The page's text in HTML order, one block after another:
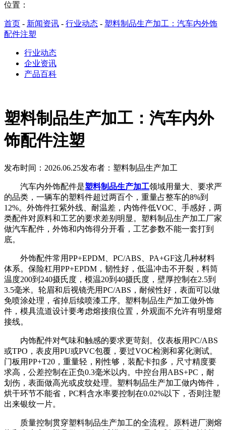
位置：
首页 - 新闻资讯 - 行业动态 - 塑料制品生产加工：汽车内外饰
配件注塑
行业动态
企业资讯
产品百科
塑料制品生产加工：汽车内外
饰配件注塑
发布时间：2026.06.25发布者：塑料制品生产加工
汽车内外饰配件是塑料制品生产加工领域用量大、要求严
的品类，一辆车的塑料件超过两百个，重量占整车的8%到
12%。外饰件扛紫外线、耐温差，内饰件低VOC、手感好，两
类配件对原料和工艺的要求差别明显。塑料制品生产加工厂家
做汽车配件，外饰和内饰得分开看，工艺参数不能一套打到
底。
外饰配件常用PP+EPDM、PC/ABS、PA+GF这几种材料
体系。保险杠用PP+EPDM，韧性好，低温冲击不开裂，料筒
温度200到240摄氏度，模温20到40摄氏度，壁厚控制在2.5到
3.5毫米。轮眉和后视镜壳用PC/ABS，耐候性好，表面可以做
免喷涂处理，省掉后续喷漆工序。塑料制品生产加工做外饰
件，模具流道设计要考虑熔接痕位置，外观面不允许有明显熔
接线。
内饰配件对气味和触感的要求更苛刻。仪表板用PC/ABS
或TPO，表皮用PU或PVC包覆，要过VOC检测和雾化测试。
门板用PP+T20，重量轻，刚性够，装配卡扣多，尺寸精度要
求高，公差控制在正负0.3毫米以内。中控台用ABS+PC，耐
划伤，表面做高光或皮纹处理。塑料制品生产加工做内饰件，
烘干环节不能省，PC料含水率要控制在0.02%以下，否则注塑
出来银纹一片。
质量控制贯穿塑料制品生产加工的全流程。原料进厂测熔